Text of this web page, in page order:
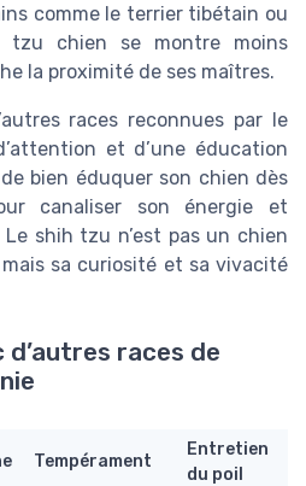
comme le terrier tibétain ou
chien se montre moins
la proximité de ses maîtres.
races reconnues par le
et d’une éducation
bien éduquer son chien dès
canaliser son énergie et
shih tzu n’est pas un chien
sa curiosité et sa vivacité
d’autres races de
Tempérament
Entretien
du poil